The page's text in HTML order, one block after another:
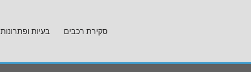
סקירת רכבים בעיות ופתרונות